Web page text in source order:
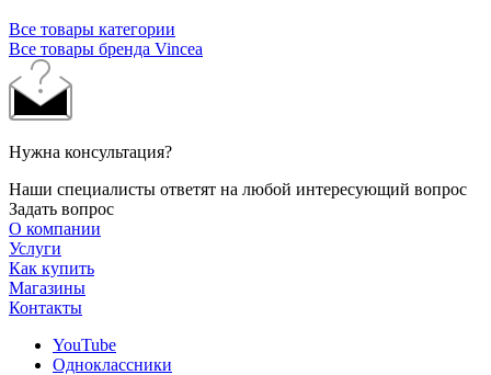
Все товары категории
Все товары бренда Vincea
Нужна консультация?
Наши специалисты ответят на любой интересующий вопрос
Задать вопрос
О компании
Услуги
Как купить
Магазины
Контакты
YouTube
Одноклассники